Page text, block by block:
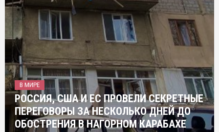
В МИРЕ
РОССИЯ, США И ЕС ПРОВЕЛИ СЕКРЕТНЫЕ
ПЕРЕГОВОРЫ ЗА НЕСКОЛЬКО ДНЕЙ ДО
ОБОСТРЕНИЯ В НАГОРНОМ КАРАБАХЕ